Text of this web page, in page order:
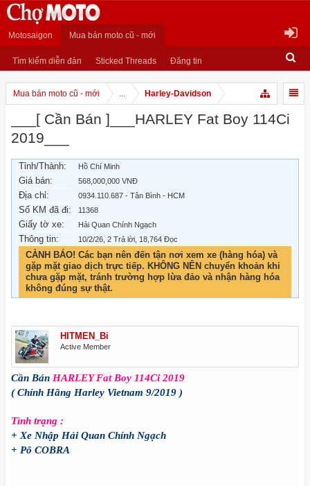
Motosaigon Mua bán moto cũ - mới
Tìm kiếm diễn đàn Sticked Threads Đăng tin
Mua bán moto cũ - mới ... Harley-Davidson
___[ Cần Bán ]___HARLEY Fat Boy 114Ci
2019___
Tỉnh/Thành: Hồ Chí Minh
Giá bán: 568,000,000 VNĐ
Địa chỉ: 0934.110.687 - Tân Bình - HCM
Số KM đã đi: 11368
Giấy tờ xe: Hải Quan Chính Ngạch
Thông tin: 10/2/26 , 2 Trả lời, 18,764 Đọc
CẢNH BÁO! Các bạn nên đến tận nơi xem xe (hàng hóa) và
gặp mặt giao dịch trực tiếp. KHÔNG NÊN chuyển khoản khi
chưa gặp mặt, tránh trường hợp lừa đảo và nhận hàng hóa
không đúng sự thật.
HITMEN_Bi
Active Member
Cần Bán HARLEY Fat Boy 114Ci 2019
( Chính Hãng Harley Vietnam 9/2019 )
Tình trạng :
+ Xe Nhập Hải Quan Chính Ngạch
+ Pô COBRA